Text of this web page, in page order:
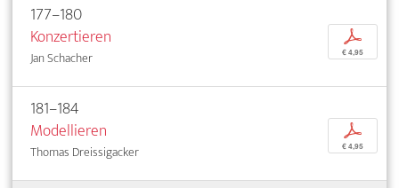
177–180
Konzertieren
Jan Schacher
p
€ 4,95
181–184
Modellieren
Thomas Dreissigacker
p
€ 4,95